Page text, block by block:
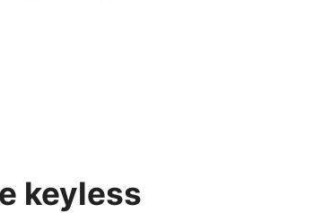
keyless